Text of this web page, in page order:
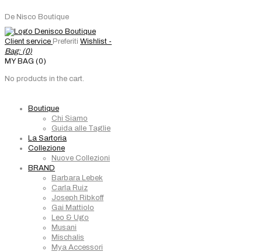
De Nisco Boutique
Client service Preferiti Wishlist -
Bag: (0)
MY BAG (0)
No products in the cart.
Boutique
Chi Siamo
Guida alle Taglie
La Sartoria
Collezione
Nuove Collezioni
BRAND
Barbara Lebek
Carla Ruiz
Joseph Ribkoff
Gai Mattiolo
Leo & Ugo
Musani
Mischalis
Mya Accessori